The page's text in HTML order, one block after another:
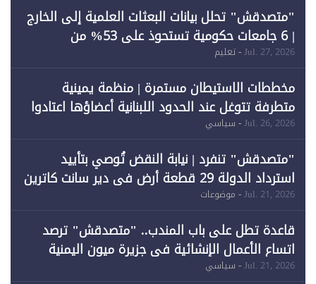
"متصدقش" تحلل بيانات البعثات العلمية إلى الخارج
| 6 جامعات حكومية تستحوذ على 53% من
Jul. 27, 2026- تعليم
مخططات الاستيطان مستمرة | منظمة يمينية
متطرفة تتوغل عند الحدود اللبنانية أعضاؤها اعتادوا
خرق الحدود
Jul. 26, 2026- سياسي
"متصدقش" تنفرد | نيابة النقض تُوصي بتأييد
استرداد الدولة 29 قطعة أرض في دير سانت كاترين
وقبول طعن الحكومة جزئيًا (1)
Jul. 21, 2026- موضوعات
قاعدة تطل على باب المندب.. "متصدقش" ترصد
اتساع الأعمال الإنشائية في جزيرة ميون اليمنية
Jul. 21, 2026- سياسي